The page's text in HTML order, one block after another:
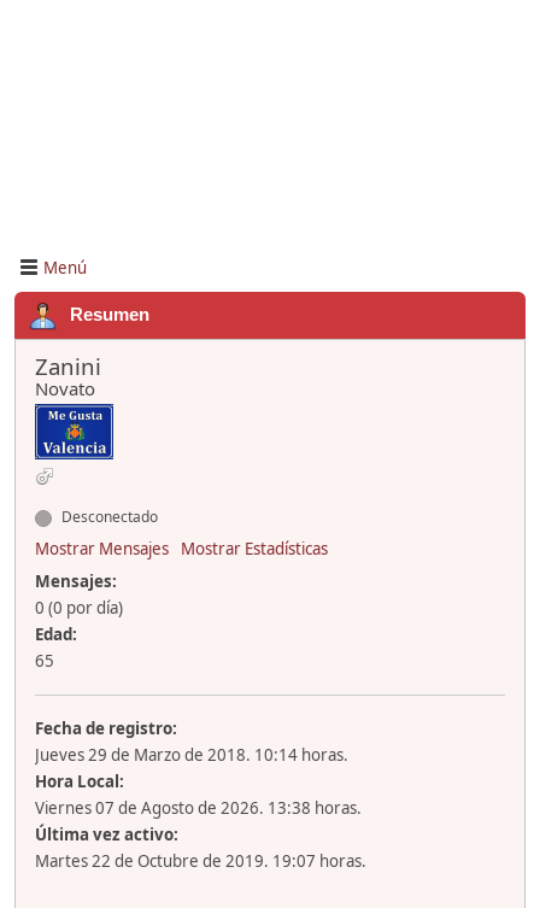
Menú
Resumen
Zanini
Novato
Desconectado
Mostrar Mensajes
Mostrar Estadísticas
Mensajes:
0 (0 por día)
Edad:
65
Fecha de registro:
Jueves 29 de Marzo de 2018. 10:14 horas.
Hora Local:
Viernes 07 de Agosto de 2026. 13:38 horas.
Última vez activo:
Martes 22 de Octubre de 2019. 19:07 horas.